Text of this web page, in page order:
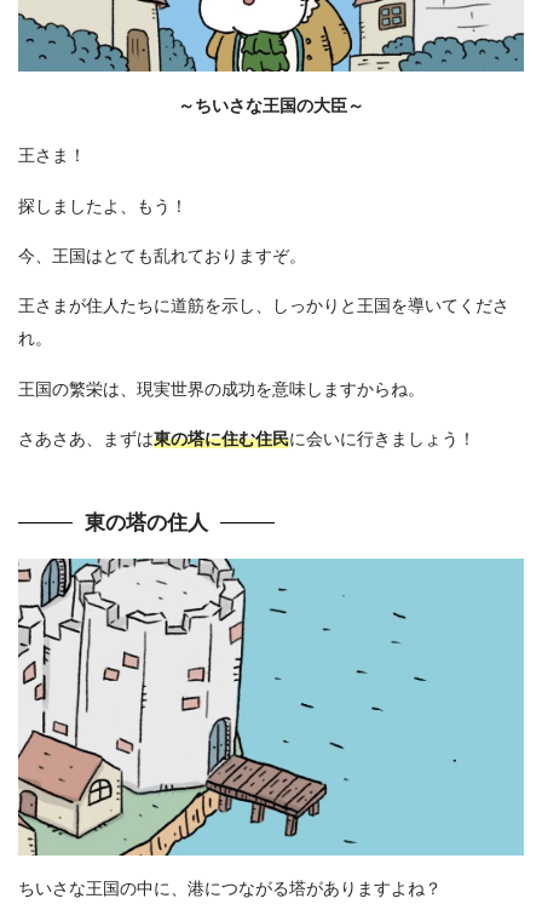
～ちいさな王国の大臣～
王さま！
探しましたよ、もう！
今、王国はとても乱れておりますぞ。
王さまが住人たちに道筋を示し、しっかりと王国を導いてくださ
れ。
王国の繁栄は、現実世界の成功を意味しますからね。
さあさあ、まずは東の塔に住む住民に会いに行きましょう！
東の塔の住人
ちいさな王国の中に、港につながる塔がありますよね？